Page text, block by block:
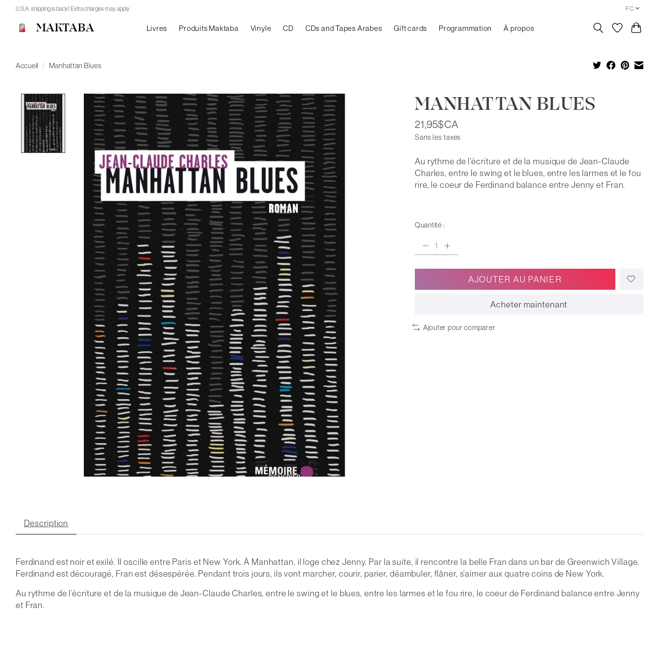
U.S.A. shipping is back! Extra charges may apply. FC
MAKTABA Livres Produits Maktaba Vinyle CD CDs and Tapes Arabes Gift cards Programmation À propos
Accueil / Manhattan Blues
Product image slideshow Items MANHATTAN BLUES
21,95$CA
Sans les taxes
Au rythme de l’écriture et de la musique de Jean-Claude
Charles, entre le swing et le blues, entre les larmes et le fou
rire, le coeur de Ferdinand balance entre Jenny et Fran.
Quantité :
AJOUTER AU PANIER
Acheter maintenant
Ajouter pour comparer
Description
Ferdinand est noir et exilé. Il oscille entre Paris et New York. À Manhattan, il loge chez Jenny. Par la suite, il rencontre la belle Fran dans un bar de Greenwich Village.
Ferdinand est découragé, Fran est désespérée. Pendant trois jours, ils vont marcher, courir, parier, déambuler, flâner, s’aimer aux quatre coins de New York.
Au rythme de l’écriture et de la musique de Jean-Claude Charles, entre le swing et le blues, entre les larmes et le fou rire, le coeur de Ferdinand balance entre Jenny
et Fran.